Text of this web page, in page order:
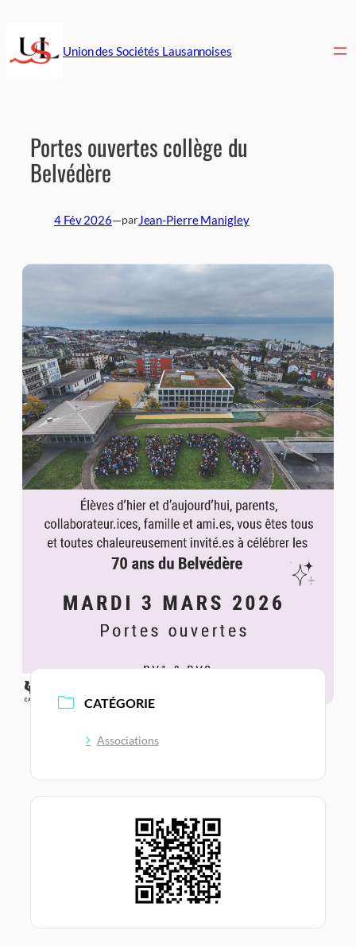
contenu
Union des Sociétés Lausannoises
Portes ouvertes collège du
Belvédère
4 Fév 2026—parJean-Pierre Manigley
CATÉGORIE
Associations